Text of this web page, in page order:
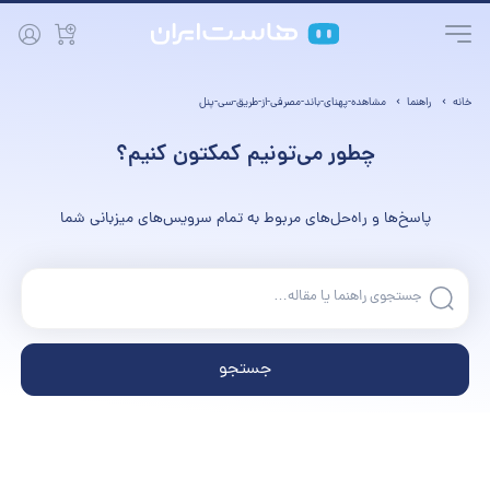
خانه راهنما مشاهده-پهنای-باند-مصرفی-از-طریق-سی-پنل
چطور می‌تونیم کمکتون کنیم؟
پاسخ‌ها و راه‌حل‌های مربوط به تمام سرویس‌های میزبانی شما
جستجو